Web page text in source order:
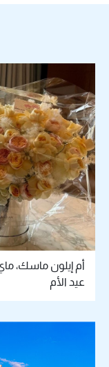
أم إيلون ماسك،
عيد الأم